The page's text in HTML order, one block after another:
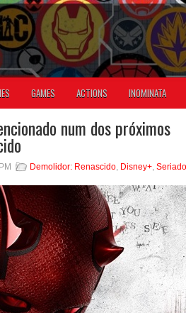
GAMES ACTIONS INOMINATA
num dos próximos
Demolidor: Renascido, Disney+,